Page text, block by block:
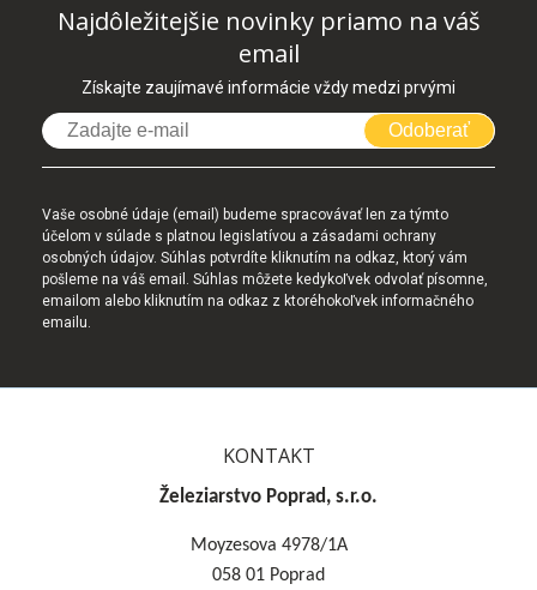
Najdôležitejšie novinky priamo na váš
email
Získajte zaujímavé informácie vždy medzi prvými
Odoberať
Vaše osobné údaje (email) budeme spracovávať len za týmto
účelom v súlade s platnou legislatívou a zásadami ochrany
osobných údajov. Súhlas potvrdíte kliknutím na odkaz, ktorý vám
pošleme na váš email. Súhlas môžete kedykoľvek odvolať písomne,
emailom alebo kliknutím na odkaz z ktoréhokoľvek informačného
emailu.
KONTAKT
Železiarstvo Poprad, s.r.o.
Moyzesova 4978/1A
058 01 Poprad